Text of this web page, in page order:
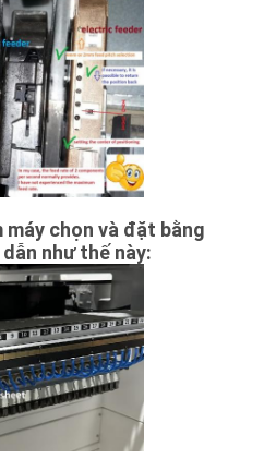
chọn và đặt bằng
như thế này: